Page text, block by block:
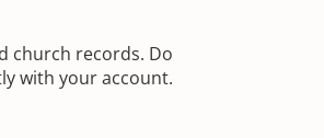
church records. Do
with your account.